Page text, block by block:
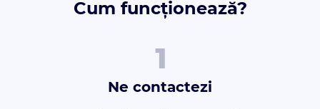
Cum funcționează?
Ne contactezi